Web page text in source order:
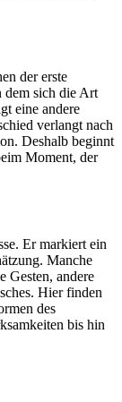
der erste
dem sich die Art
eine andere
verlangt nach
Deshalb beginnt
Moment, der
Er markiert ein
Manche
Gesten, andere
Hier finden
des
bis hin